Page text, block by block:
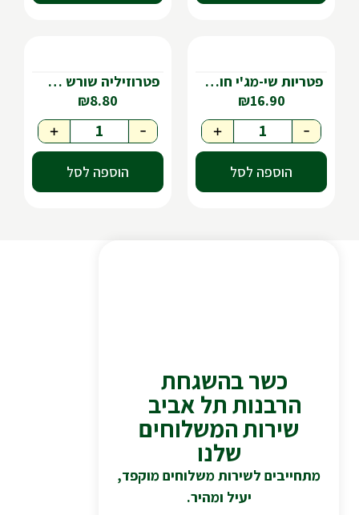
פטריות שי-מג'י חום🇮🇱
₪16.90
-
+
הוספה לסל
פטרוזיליה שורש 🇮🇱
₪8.80
-
+
הוספה לסל
כשר בהשגחת
הרבנות תל אביב
שירות המשלוחים
שלנו
מתחייבים לשירות משלוחים מוקפד,
יעיל ומהיר.